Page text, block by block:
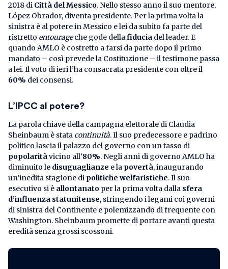
2018 di Città del Messico. Nello stesso anno il suo mentore,
López Obrador, diventa presidente. Per la prima volta la
sinistra è al potere in Messico e lei da subito fa parte del
ristretto entourageche gode dellafiducia del leader. E
quando AMLO è costretto a farsi da parte dopo il primo
mandato – così prevede la Costituzione – il testimone passa
a lei. Il voto di ieri l’ha consacrata presidente con oltre il
60% dei consensi.
L’IPCC al potere?
La parola chiave della campagna elettorale di Claudia
Sheinbaum è stata continuità. Il suo predecessore e padrino
politico lascia il palazzo del governo con un tasso di
popolaritàvicino all’80%. Negli anni di governo AMLO ha
diminuito le disuguaglianze e la povertà, inaugurando
un’inedita stagione di politiche welfaristiche. Il suo
esecutivo si è allontanato per la prima volta dalla sfera
d’influenza statunitense, stringendo i legami coi governi
di sinistra del Continente e polemizzando di frequente con
Washington. Sheinbaum promette di portare avanti questa
eredità senza grossi scossoni.